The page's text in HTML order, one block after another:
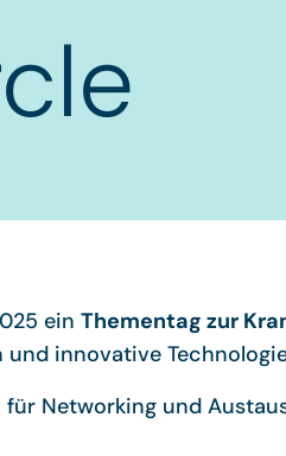
ein Thementag zur
innovative
für Networking und